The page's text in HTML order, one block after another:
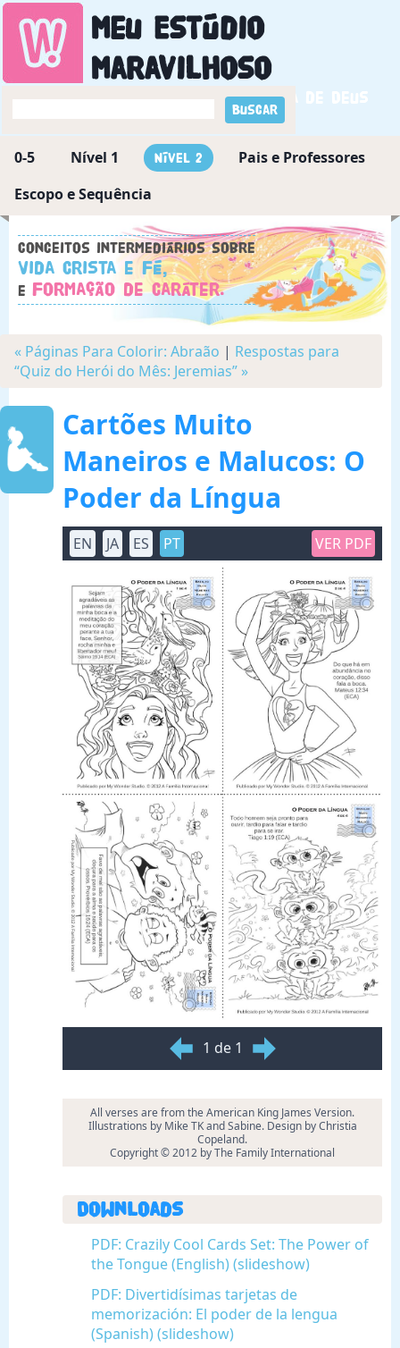
Meu Estúdio
Maravilhoso
Descobrindo a maravilha de Deus
0-5 Nível 1 Nível 2
Pais e Professores
Escopo e Sequência
Conceitos intermediários sobre
Vida Crista e Fé,
e Formação de Caráter.
« Páginas Para Colorir: Abraão | Respostas para
“Quiz do Herói do Mês: Jeremias” »
Cartões Muito
Maneiros e Malucos: O
Poder da Língua
EN JA ES PT VER PDF
1 de 1
All verses are from the American King James Version.
Illustrations by Mike TK and Sabine. Design by Christia
Copeland.
Copyright © 2012 by The Family International
Downloads
PDF: Crazily Cool Cards Set: The Power of
the Tongue (English) (slideshow)
PDF: Divertidísimas tarjetas de
memorización: El poder de la lengua
(Spanish) (slideshow)